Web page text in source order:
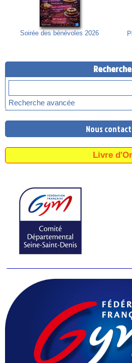
Soirée des bénévoles 2026
Recherche
Recherche avancée
Nous
Livre d'Or